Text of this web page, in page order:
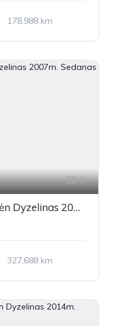
178,988 km
6
Honda Accord nuo 59 €/ mėn Dyzelinas 2007m. Sedanas Mechaninė
327,688 km